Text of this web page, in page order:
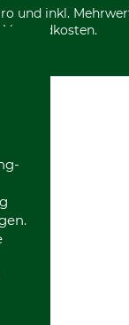
und inkl.
Versandkosten.